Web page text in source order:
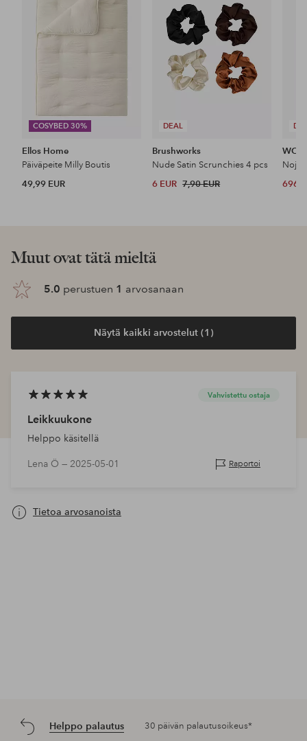
COSYBED 30%
Ellos Home
Päiväpeite Milly Boutis
49,99 EUR
DEAL
Brushworks
Nude Satin Scrunchies 4 pcs
6 EUR 7,90 EUR
696
Muut ovat tätä mieltä
5.0 perustuen 1 arvosanaan
Näytä kaikki arvostelut (1)
Vahvistettu ostaja
Leikkuukone
Helppo käsitellä
Lena Ö — 2025-05-01 Raportoi
Tietoa arvosanoista
Helppo palautus 30 päivän palautusoikeus*